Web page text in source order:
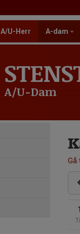
A/U-Herr A-dam
A/U-Dam
Gå
1